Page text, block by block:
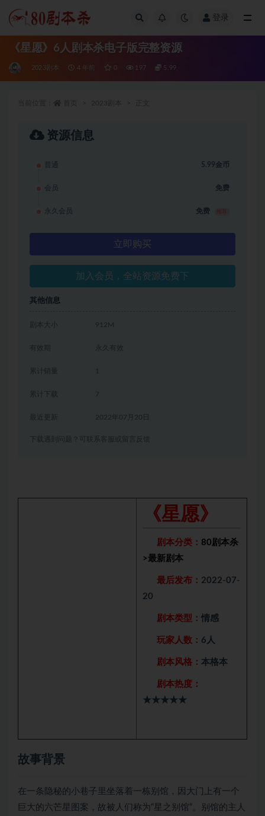
登录
《星愿》6人剧本杀电子版完整资源
2023剧本 4 年前 0 197 5.99
资源信息
普通 5.99金币
会员 免费
永久会员 免费
立即购买
加入会员，全站资源免费下
其他信息
剧本大小 912M
有效期 永久有效
累计销量 1
累计下载 7
2022年07月20日
下载遇到问题？可联系客服或留言反馈
《星愿》
剧本分类： 80剧本杀
>最新剧本
最后发布： 2022-07-
20
剧本类型： 情感
玩家人数： 6人
剧本风格： 本格本
剧本热度：
★★★★★
故事背景
在一条隐秘的小巷子里坐落着一栋别馆，因大门上有一个
巨大的六芒星图案，故被人们称为“星之别馆”。别馆的主人